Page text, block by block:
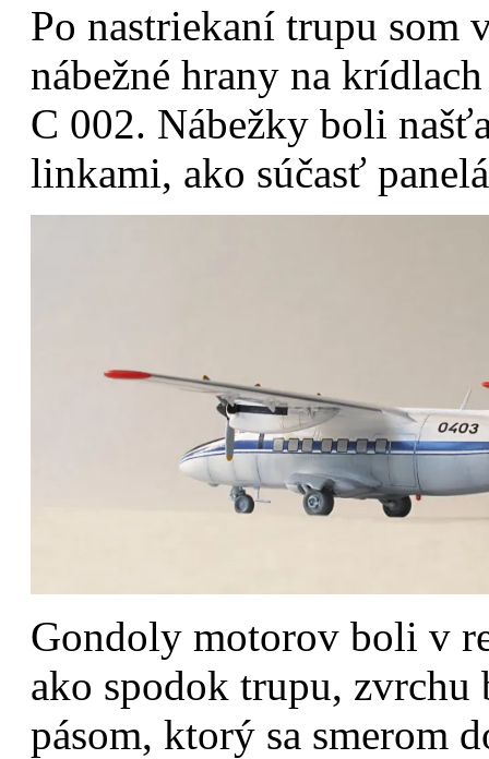
Po nastriekaní trupu som
nábežné hrany na
C 002. Nábežky boli
linkami, ako súčasť
Gondoly motorov boli v
ako spodok trupu, zvrchu
pásom, ktorý sa smerom